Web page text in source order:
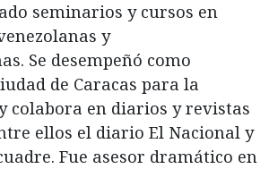
seminarios y cursos en
y
Se desempeñó como
de Caracas para la
colabora en diarios y revistas
ellos el diario El Nacional y
Fue asesor dramático en